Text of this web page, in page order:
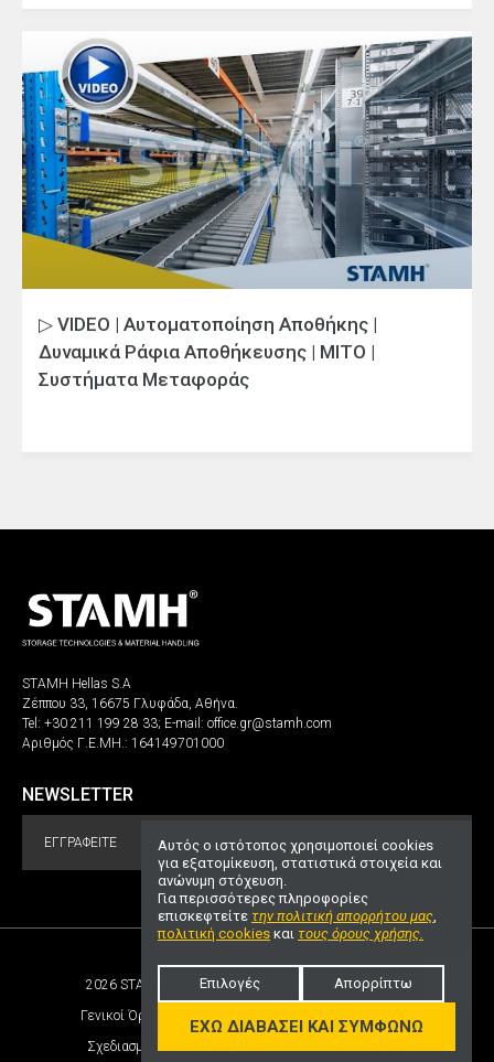
▷ VIDEO | Αυτοματοποίηση Αποθήκης |
Δυναμικά Ράφια Αποθήκευσης | MITO |
Συστήματα Μεταφοράς
STAMH Hellas S.A
Ζέππου 33, 16675 Γλυφάδα, Αθήνα.
Tel: +30 211 199 28 33; E-mail: office.gr@stamh.com
Aριθμός Γ.Ε.ΜΗ.: 164149701000
NEWSLETTER
ΕΓΓΡΑΦΕΊΤΕ
2026 STAMH.com. Ολα τα δικαιώματα διατηρούνται!
Γενικοί Όροι
Σχεδιασμός και ανάπτυξη ιστοσελίδων
Αυτός ο ιστότοπος χρησιμοποιεί cookies
για εξατομίκευση, στατιστικά στοιχεία και
ανώνυμη στόχευση.
Για περισσότερες πληροφορίες
επισκεφτείτε την πολιτική απορρήτου μας,
πολιτική cookies και τους όρους χρήσης.
Επιλογές Απορρίπτω
ΈΧΩ ΔΙΑΒΆΣΕΙ ΚΑΙ ΣΥΜΦΩΝΏ